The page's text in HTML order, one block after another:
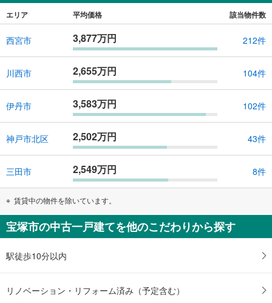
エリア 平均価格 該当物件数
西宮市 3,877万円 212件
川西市 2,655万円 104件
伊丹市 3,583万円 102件
神戸市北区 2,502万円 43件
三田市 2,549万円 8件
賃貸中の物件を除いています。
宝塚市の中古一戸建てを他のこだわりから探す
駅徒歩10分以内
リノベーション・リフォーム済み（予定含む）